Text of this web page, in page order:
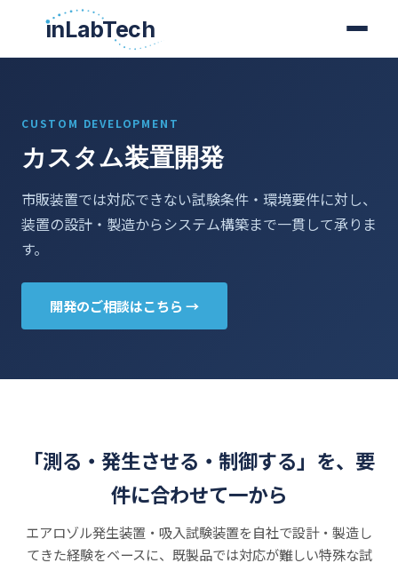
ınLabTech
ınLabTech
CUSTOM DEVELOPMENT
カスタム装置開発
市販装置では対応できない試験条件・環境要件に対し、
装置の設計・製造からシステム構築まで一貫して承りま
す。
開発のご相談はこちら →
「測る・発生させる・制御する」を、要
件に合わせて一から
エアロゾル発生装置・吸入試験装置を自社で設計・製造し
てきた経験をベースに、既製品では対応が難しい特殊な試